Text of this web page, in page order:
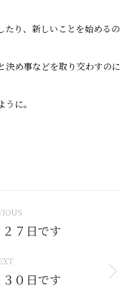
たり、新しいことを始めるの
決め事などを取り交わすのに
に。
Previous
７日です
Next０日です